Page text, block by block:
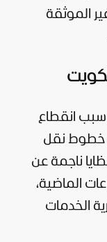
الموثقة
سبب انقطاع
خطوط نقل
ناجمة عن
الماضية،
الخدمات